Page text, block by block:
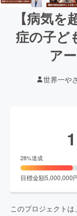
【病気
症の子ど
ア
世界一や
28%達成
目標金額5,000,000
このプロジェクトは、